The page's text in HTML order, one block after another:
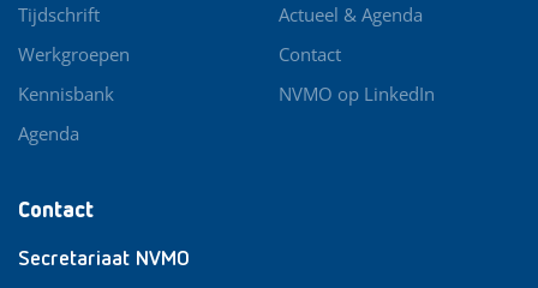
Contact
Secretariaat NVMO
Tijdschrift
Werkgroepen
Kennisbank
Agenda
Actueel & Agenda
Contact
NVMO op LinkedIn